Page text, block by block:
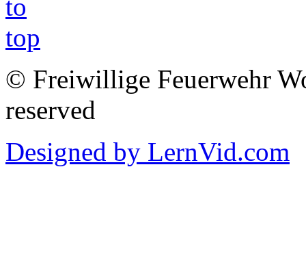
© Freiwillige Feuerwehr
reserved
Designed by LernVid.com